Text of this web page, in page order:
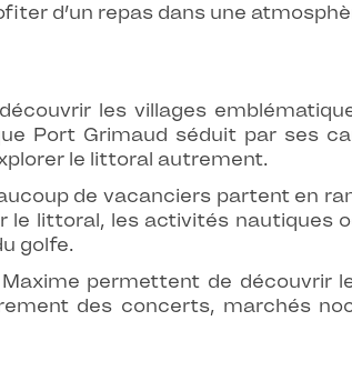
d’un repas dans une
les villages
Port Grimaud séduit par ses
le littoral autrement.
de vacanciers partent en
littoral, les activités nautiques
golfe.
permettent de découvrir
des concerts, marchés